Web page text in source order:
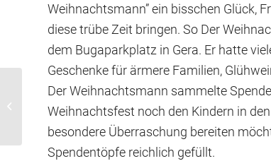
Weihnachtsmann” ein bisschen Glück,
diese trübe Zeit bringen. So Der
dem Bugaparkplatz in Gera. Er hatte
Geschenke für ärmere Familien,
Der Weihnachtsmann sammelte
Weihnachtsfest noch den Kindern in
besondere Überraschung bereiten
Spendentöpfe reichlich gefüllt.
Was werdet Ihr tun, was
können wir tun?